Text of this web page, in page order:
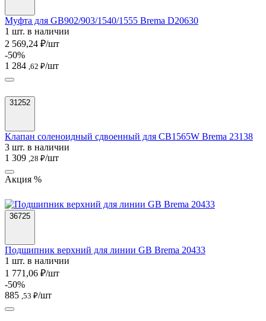
Муфта для GB902/903/1540/1555 Brema D20630
1 шт. в наличии
2 569,24 ₽/шт
-50%
1 284 ,62 ₽/шт
31252
Клапан соленоидный сдвоенный для CB1565W Brema 23138
3 шт. в наличии
1 309 ,28 ₽/шт
Акция %
36725
Подшипник верхний для линии GB Brema 20433
1 шт. в наличии
1 771,06 ₽/шт
-50%
885 ,53 ₽/шт